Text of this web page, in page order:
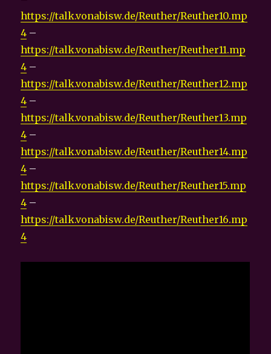
https://talk.vonabisw.de/Reuther/Reuther10.mp
4 –
https://talk.vonabisw.de/Reuther/Reuther11.mp
4 –
https://talk.vonabisw.de/Reuther/Reuther12.mp
4 –
https://talk.vonabisw.de/Reuther/Reuther13.mp
4 –
https://talk.vonabisw.de/Reuther/Reuther14.mp
4 –
https://talk.vonabisw.de/Reuther/Reuther15.mp
4 –
https://talk.vonabisw.de/Reuther/Reuther16.mp
4